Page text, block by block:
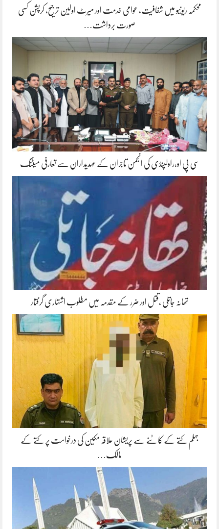
محکمہ ریونیو میں شفافیت، عوامی خدمت اور میرٹ اولین ترجیح، کرپشن کسی
صورت برداشت…
سی پی او،راولپنڈی کی انجمن تاجران کے عہدیداران سے تعارفی میٹنگ
تھانہ جاتلی ،قتل اور ضرر کے مقدمہ میں مطلوب اشتہاری گرفتار
جہلم کتے کے کاٹنے سے پریشان علاقہ مکین کی درخواست پر کتے کے
مالک…